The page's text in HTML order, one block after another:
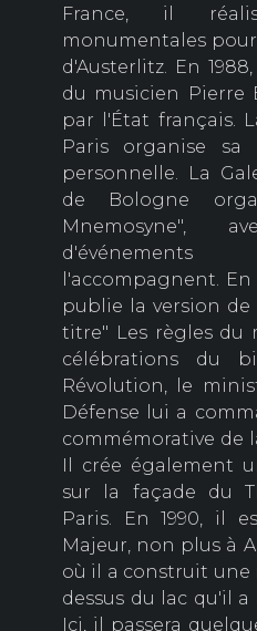
France, il
monumentales
d'Austerlitz. En
du musicien Pierre
par l'État français.
Paris organise sa
personnelle. La
de Bologne
Mnemosyne",
l'accompagnent.
publie la version de
titre" Les règles du
célébrations du
Révolution, le
Défense lui a
commémorative de
Il crée également
sur la façade du
Paris. En 1990, il
Majeur, non plus à
où il a construit une
dessus du lac qu'il
Ici, il passera